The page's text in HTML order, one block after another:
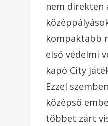
nem direkten
kompaktabb
első védelmi
kapó City
Ezzel
középső
többet zárt